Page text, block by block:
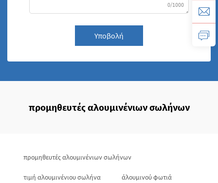
0/1000
Υποβολή
προμηθευτές αλουμινένιων σωλήνων
προμηθευτές αλουμινένιων σωλήνων
τιμή αλουμινένιου σωλήνα άλουμινού φωτιά